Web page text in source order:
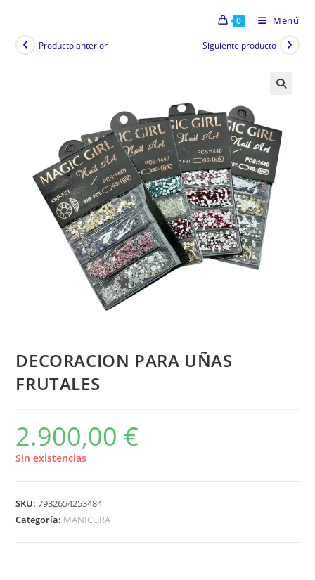
0 Menú
Producto anterior Siguiente producto
DECORACION PARA UÑAS
FRUTALES
2.900,00 €
Sin existencias
SKU:7932654253484
Categoría: MANICURA